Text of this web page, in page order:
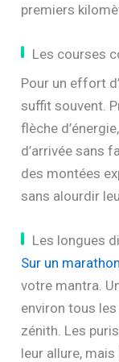
premiers
Les courses
Pour un effort
suffit souvent.
flèche
d’arrivée sans
des montées
sans alourdir
Les longues
Sur un marathon
votre mantra.
environ tous
zénith. Les
leur allure,